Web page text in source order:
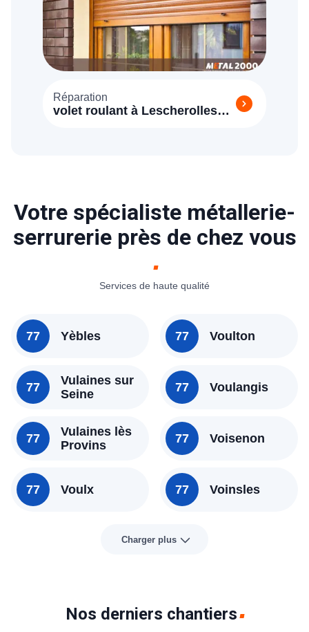
Réparation
volet roulant à Lescherolles
Votre spécialiste métallerie-
serrurerie près de chez vous
Services de haute qualité
77 Yèbles
77
Vulaines sur
Seine
77
Vulaines lès
Provins
77 Voulx
77 Voulton
77 Voulangis
77 Voisenon
77 Voinsles
Charger plus
Nos derniers chantiers